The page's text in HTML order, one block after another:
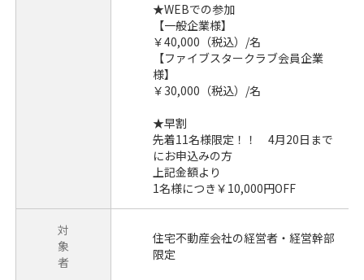
★WEBでの参加
【一般企業様】
￥40,000（税込）/名
【ファイブスタークラブ会員企業
様】
￥30,000（税込）/名
★早割
先着11名様限定！！ 4月20日まで
にお申込みの方
上記金額より
1名様につき￥10,000円OFF
対
象
者
住宅不動産会社の経営者・経営幹部
限定